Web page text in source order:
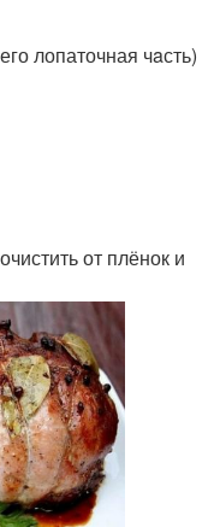
лопаточная чaсть)
от плёнок и